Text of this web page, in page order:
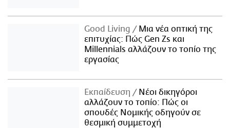
Good Living
Μια νέα οπτική της
επιτυχίας: Πώς Gen Zs και
Millennials αλλάζουν το τοπίο της
εργασίας
Εκπαίδευση
Νέοι δικηγόροι
αλλάζουν το τοπίο: Πώς οι
σπουδές Νομικής οδηγούν σε
θεσμική συμμετοχή